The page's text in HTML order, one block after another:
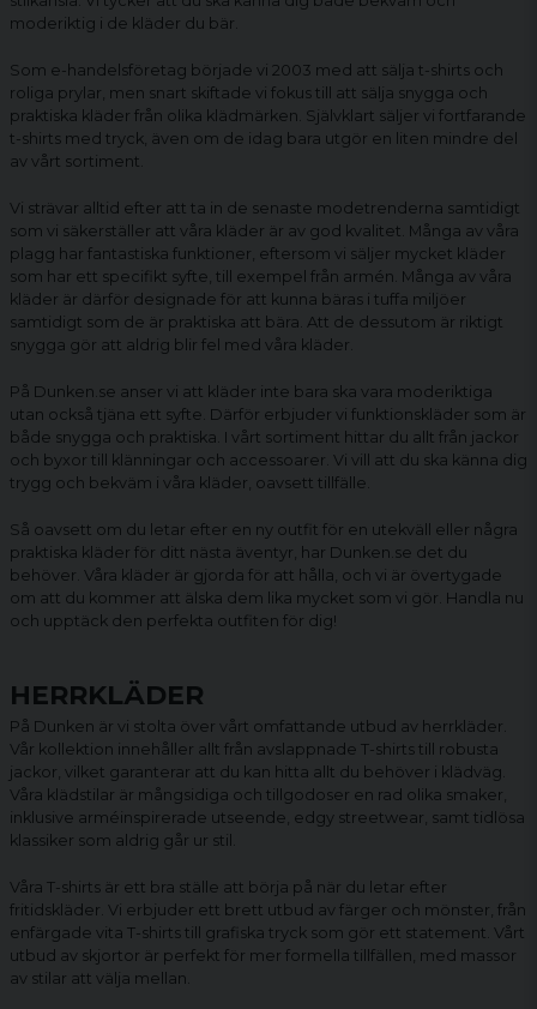
moderiktig i de kläder du bär.
Som e-handelsföretag började vi 2003 med att sälja t-shirts och
roliga prylar, men snart skiftade vi fokus till att sälja snygga och
praktiska kläder från olika klädmärken. Självklart säljer vi fortfarande
t-shirts med tryck, även om de idag bara utgör en liten mindre del
av vårt sortiment.
Vi strävar alltid efter att ta in de senaste modetrenderna samtidigt
som vi säkerställer att våra kläder är av god kvalitet. Många av våra
plagg har fantastiska funktioner, eftersom vi säljer mycket kläder
som har ett specifikt syfte, till exempel från armén. Många av våra
kläder är därför designade för att kunna bäras i tuffa miljöer
samtidigt som de är praktiska att bära. Att de dessutom är riktigt
snygga gör att aldrig blir fel med våra kläder.
På Dunken.se anser vi att kläder inte bara ska vara moderiktiga
utan också tjäna ett syfte. Därför erbjuder vi funktionskläder som är
både snygga och praktiska. I vårt sortiment hittar du allt från jackor
och byxor till klänningar och accessoarer. Vi vill att du ska känna dig
trygg och bekväm i våra kläder, oavsett tillfälle.
Så oavsett om du letar efter en ny outfit för en utekväll eller några
praktiska kläder för ditt nästa äventyr, har Dunken.se det du
behöver. Våra kläder är gjorda för att hålla, och vi är övertygade
om att du kommer att älska dem lika mycket som vi gör. Handla nu
och upptäck den perfekta outfiten för dig!
HERRKLÄDER
På Dunken är vi stolta över vårt omfattande utbud av herrkläder.
Vår kollektion innehåller allt från avslappnade T-shirts till robusta
jackor , vilket garanterar att du kan hitta allt du behöver i klädväg.
Våra klädstilar är mångsidiga och tillgodoser en rad olika smaker,
inklusive arméinspirerade utseende, edgy streetwear, samt tidlösa
klassiker som aldrig går ur stil.
Våra T-shirts är ett bra ställe att börja på när du letar efter
fritidskläder. Vi erbjuder ett brett utbud av färger och mönster, från
enfärgade vita T-shirts till grafiska tryck som gör ett statement. Vårt
utbud av skjortor är perfekt för mer formella tillfällen, med massor
av stilar att välja mellan.